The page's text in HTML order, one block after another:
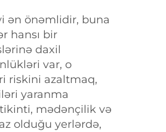
ən önəmlidir, buna
hansı bir
daxil
var, o
riskini azaltmaq,
yaranma
mədənçilik və
olduğu yerlərdə,